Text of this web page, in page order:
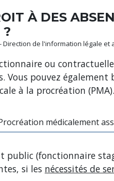
À DES
?
Direction de l'information légale
ou
Vous pouvez également
à la procréation (PMA).
médicalement
public (fonctionnaire
si les nécessités de